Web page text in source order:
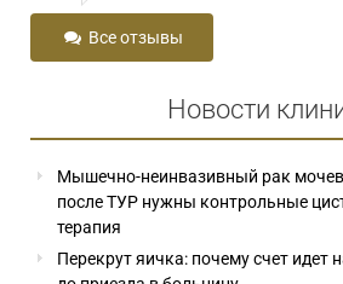
Все отзывы
Новости
Мышечно-неинвазивный рак
после ТУР нужны контрольные
терапия
Перекрут яичка: почему счет идет